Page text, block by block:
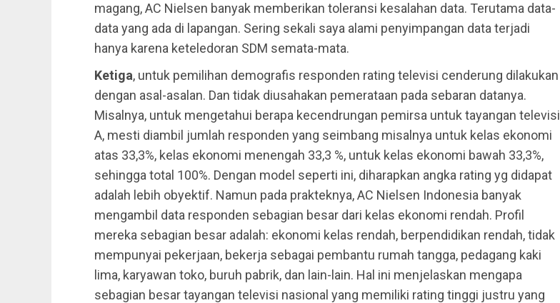
magang, AC Nielsen banyak memberikan toleransi kesalahan data. Terutama data-
data yang ada di lapangan. Sering sekali saya alami penyimpangan data terjadi
hanya karena keteledoran SDM semata-mata.
Ketiga, untuk pemilihan demografis responden rating televisi cenderung dilakukan
dengan asal-asalan. Dan tidak diusahakan pemerataan pada sebaran datanya.
Misalnya, untuk mengetahui berapa kecendrungan pemirsa untuk tayangan televisi
A, mesti diambil jumlah responden yang seimbang misalnya untuk kelas ekonomi
atas 33,3%, kelas ekonomi menengah 33,3 %, untuk kelas ekonomi bawah 33,3%,
sehingga total 100%. Dengan model seperti ini, diharapkan angka rating yg didapat
adalah lebih obyektif. Namun pada prakteknya, AC Nielsen Indonesia banyak
mengambil data responden sebagian besar dari kelas ekonomi rendah. Profil
mereka sebagian besar adalah: ekonomi kelas rendah, berpendidikan rendah, tidak
mempunyai pekerjaan, bekerja sebagai pembantu rumah tangga, pedagang kaki
lima, karyawan toko, buruh pabrik, dan lain-lain. Hal ini menjelaskan mengapa
sebagian besar tayangan televisi nasional yang memiliki rating tinggi justru yang